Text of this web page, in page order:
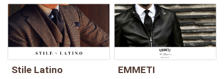
Stile Latino EMMETI